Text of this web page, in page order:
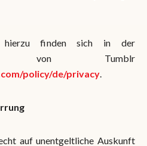
hierzu finden sich in der
von Tumblr
policy/de/privacy.
auf unentgeltliche Auskunft